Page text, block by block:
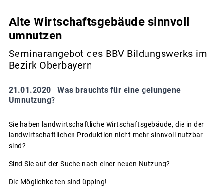
Alte Wirtschaftsgebäude sinnvoll
umnutzen
Seminarangebot des BBV Bildungswerks im
Bezirk Oberbayern
21.01.2020 | Was brauchts für eine gelungene
Umnutzung?
Sie haben landwirtschaftliche Wirtschaftsgebäude, die in der
landwirtschaftlichen Produktion nicht mehr sinnvoll nutzbar
sind?
Sind Sie auf der Suche nach einer neuen Nutzung?
Die Möglichkeiten sind üpping!